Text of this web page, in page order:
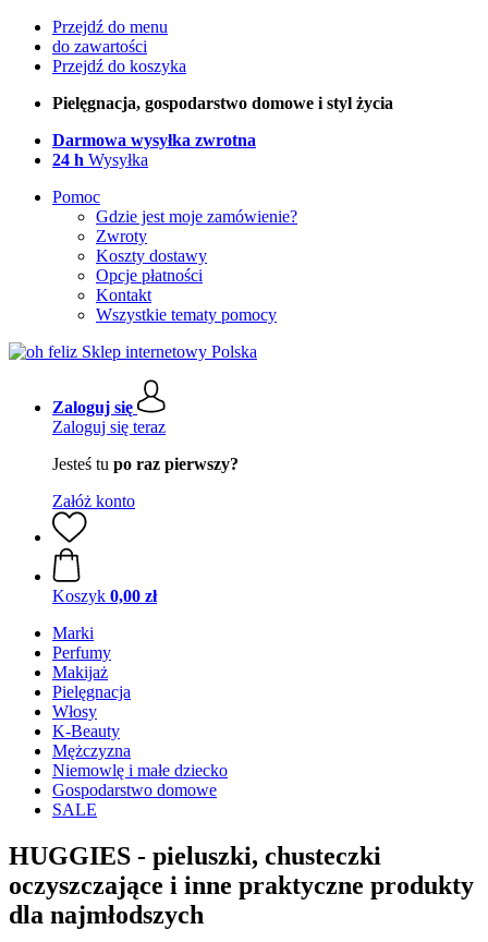
Przejdź do menu
do zawartości
Przejdź do koszyka
Pielęgnacja, gospodarstwo domowe i styl życia
Darmowa wysyłka zwrotna
24 h Wysyłka
Pomoc
Gdzie jest moje zamówienie?
Zwroty
Koszty dostawy
Opcje płatności
Kontakt
Wszystkie tematy pomocy
Zaloguj się
Zaloguj się teraz
Jesteś tu po raz pierwszy?
Załóż konto
Koszyk 0,00 zł
Marki
Perfumy
Makijaż
Pielęgnacja
Włosy
K-Beauty
Mężczyzna
Niemowlę i małe dziecko
Gospodarstwo domowe
SALE
HUGGIES - pieluszki, chusteczki
oczyszczające i inne praktyczne produkty
dla najmłodszych